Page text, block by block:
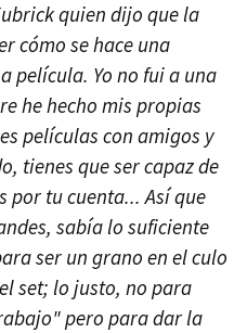
quien dijo que la
cómo se hace una
película. Yo no fui a una
he hecho mis propias
películas con amigos y
tienes que ser capaz de
por tu cuenta... Así que
sabía lo suficiente
ser un grano en el culo
set; lo justo, no para
pero para dar la